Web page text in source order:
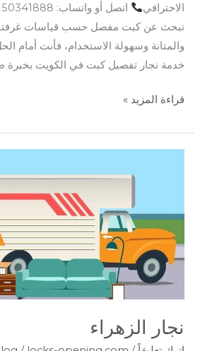
الاحترافي
تبحث عن كبت مفصل حسب قياسات غرفتك
والمتانة وسهولة الاستخدام، فأنت أمام
خدمة نجار تفصيل كبت في الكويت بخبرة
قراءة المزيد »
نجار الزهراء